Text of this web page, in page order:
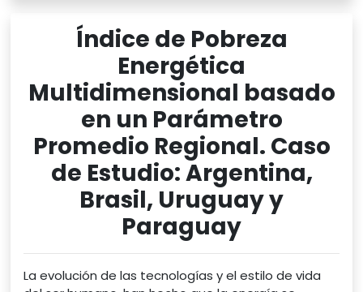
Índice de Pobreza
Energética
Multidimensional basado
en un Parámetro
Promedio Regional. Caso
de Estudio: Argentina,
Brasil, Uruguay y
Paraguay
La evolución de las tecnologías y el estilo de vida